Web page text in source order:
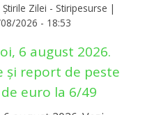
Zilei - Stiripesurse |
2026 - 18:53
6 august 2026.
și report de peste
euro la 6/49